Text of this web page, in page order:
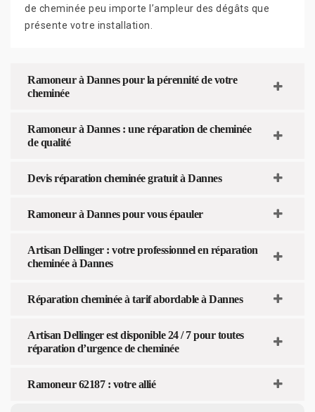
de cheminée peu importe l’ampleur des dégâts que
présente votre installation.
Ramoneur à Dannes pour la pérennité de votre
cheminée
Ramoneur à Dannes : une réparation de cheminée
de qualité
Devis réparation cheminée gratuit à Dannes
Ramoneur à Dannes pour vous épauler
Artisan Dellinger : votre professionnel en réparation
cheminée à Dannes
Réparation cheminée à tarif abordable à Dannes
Artisan Dellinger est disponible 24 / 7 pour toutes
réparation d’urgence de cheminée
Ramoneur 62187 : votre allié